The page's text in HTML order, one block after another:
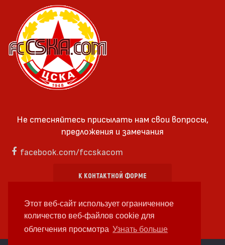
Этот веб-сайт использует ограниченное
количество веб-файлов cookie для
облегчения просмотра Узнать больше
Не стесняйтесь присылать нам свои вопросы,
предложения и замечания
facebook.com/fccskacom
К КОНТАКТНОЙ ФОРМЕ